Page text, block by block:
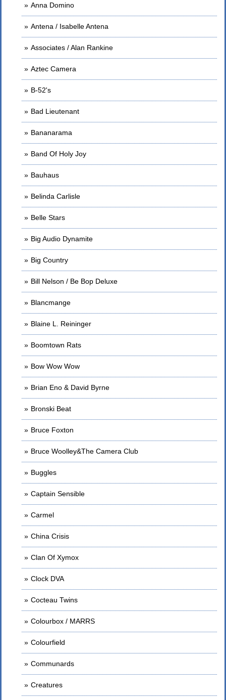
Anna Domino
Antena / Isabelle Antena
Associates / Alan Rankine
Aztec Camera
B-52's
Bad Lieutenant
Bananarama
Band Of Holy Joy
Bauhaus
Belinda Carlisle
Belle Stars
Big Audio Dynamite
Big Country
Bill Nelson / Be Bop Deluxe
Blancmange
Blaine L. Reininger
Boomtown Rats
Bow Wow Wow
Brian Eno & David Byrne
Bronski Beat
Bruce Foxton
Bruce Woolley&The Camera Club
Buggles
Captain Sensible
Carmel
China Crisis
Clan Of Xymox
Clock DVA
Cocteau Twins
Colourbox / MARRS
Colourfield
Communards
Creatures